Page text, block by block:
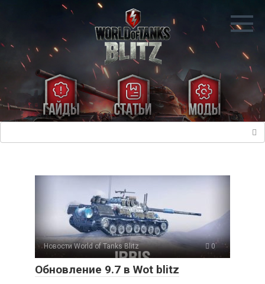
Новости World of Tanks Blitz 0
Обновление 9.7 в Wot blitz